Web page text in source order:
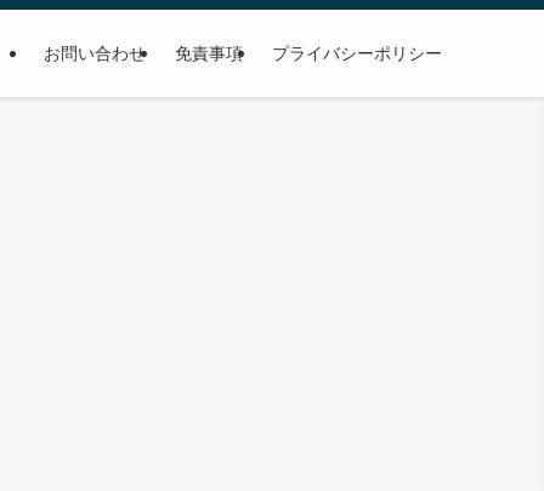
お問い合わせ 免責事項 プライバシーポリシー